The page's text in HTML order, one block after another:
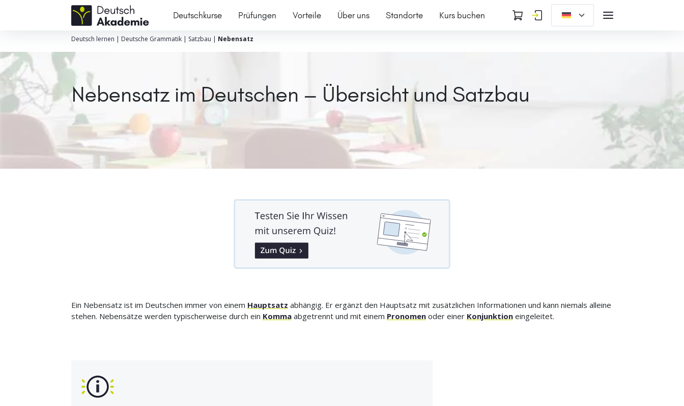
Deutschkurse Prüfungen Vorteile Über uns Standorte Kurs buchen
Deutsch lernen | Deutsche Grammatik| Satzbau | Nebensatz
Nebensatz im Deutschen – Übersicht und Satzbau
Ein Nebensatz ist im Deutschen immer von einem Hauptsatz abhängig. Er ergänzt den Hauptsatz mit zusätzlichen Informationen und kann niemals alleine
stehen. Nebensätze werden typischerweise durch ein Kommaabgetrennt und mit einem Pronomenoder einer Konjunktioneingeleitet.